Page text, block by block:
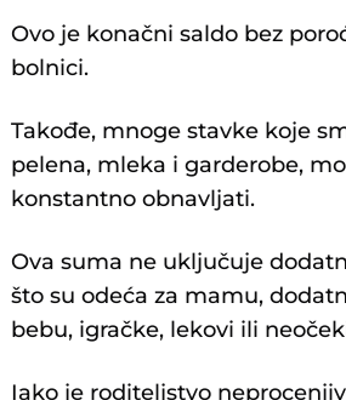
Ovo je konačni saldo bez
bolnici.
Takođe, mnoge stavke koje
pelena, mleka i garderobe,
konstantno obnavljati.
Ova suma ne uključuje
što su odeća za mamu,
bebu, igračke, lekovi ili
Iako je roditeljstvo